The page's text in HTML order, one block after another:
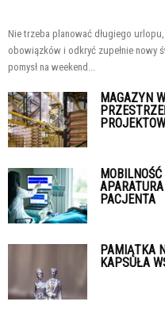
Nie trzeba planować długiego
obowiązków i odkryć zupełnie nowy
pomysł na weekend...
MAGAZYN
PACJENTA
PAMIĄTKA
KAPSUŁA